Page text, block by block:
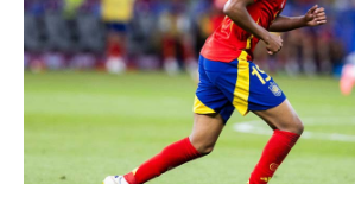
Pikakasinot
Kasinobonukset
Uudet kasinot 2026
Pelivihjeet
Ravivihjeet
Aloittelijoiden opas
Maksutavat
Lisenssit
Rallin vedonlyönti
F1 vedonlyönti